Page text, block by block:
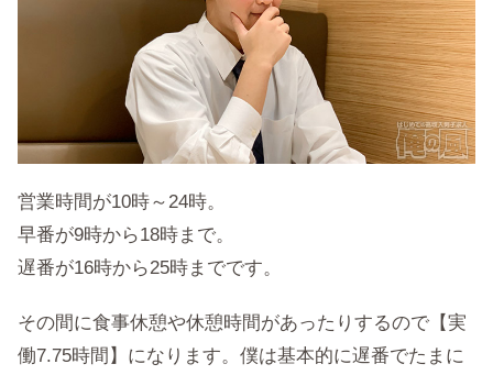
営業時間が10時～24時。
早番が9時から18時まで。
遅番が16時から25時までです。
その間に食事休憩や休憩時間があったりするので【実
働7.75時間】になります。僕は基本的に遅番でたまに